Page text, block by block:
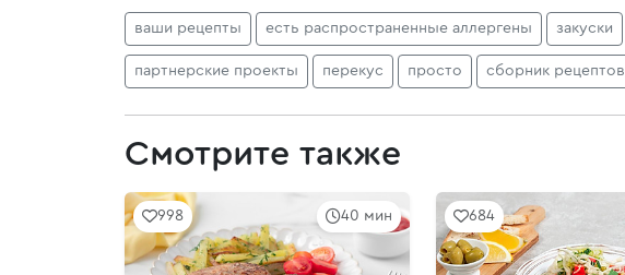
ваши рецепты есть распространенные аллергены закуски
партнерские проекты перекус просто сборник рецептов
Смотрите также
40 мин
998 684